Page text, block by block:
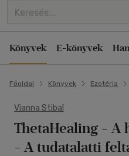
Könyvek E-könyvek
Főoldal Könyvek Ezotéria
Vianna Stibal
ThetaHealing - A
- A tudatalatti